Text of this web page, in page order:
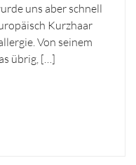
uns aber schnell
Kurzhaar
Von seinem
übrig, […]